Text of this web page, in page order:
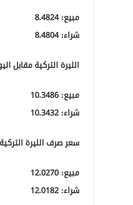
مبيع: 8.4824
شراء: 8.4804
الليرة التركية مقابل
مبيع: 10.3486
شراء: 10.3432
سعر صرف الليرة
مبيع: 12.0270
شراء: 12.0182